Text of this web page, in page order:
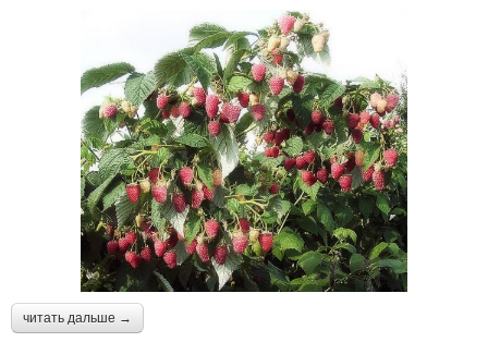
читать дальше →